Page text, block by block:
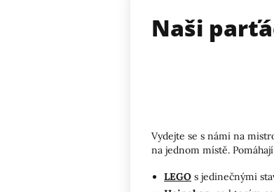
Naši
Vydejte se s námi na
na jednom místě.
LEGO s jedinečnými